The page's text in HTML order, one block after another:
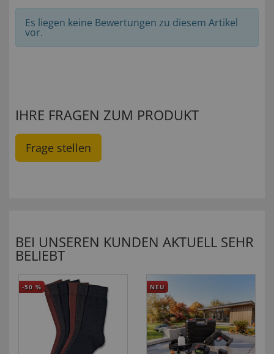
Es liegen keine Bewertungen zu diesem Artikel
vor.
IHRE FRAGEN ZUM PRODUKT
Frage stellen
BEI UNSEREN KUNDEN AKTUELL SEHR
BELIEBT
-50 % NEU